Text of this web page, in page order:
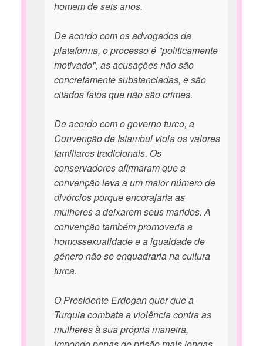
homem de seis anos.
De acordo com os advogados da
plataforma, o processo é "politicamente
motivado", as acusações não são
concretamente substanciadas, e são
citados fatos que não são crimes.
De acordo com o governo turco, a
Convenção de Istambul viola os valores
familiares tradicionais. Os
conservadores afirmaram que a
convenção leva a um maior número de
divórcios porque encorajaria as
mulheres a deixarem seus maridos. A
convenção também promoveria a
homossexualidade e a igualdade de
gênero não se enquadraria na cultura
turca.
O Presidente Erdogan quer que a
Turquia combata a violência contra as
mulheres à sua própria maneira,